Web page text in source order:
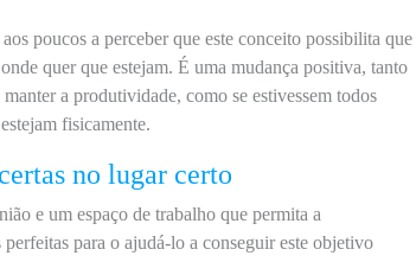
poucos a perceber que este conceito possibilita que
quer que estejam. É uma mudança positiva, tanto
a produtividade, como se estivessem todos
fisicamente.
no lugar certo
e um espaço de trabalho que permita a
para o ajudá-lo a conseguir este objetivo